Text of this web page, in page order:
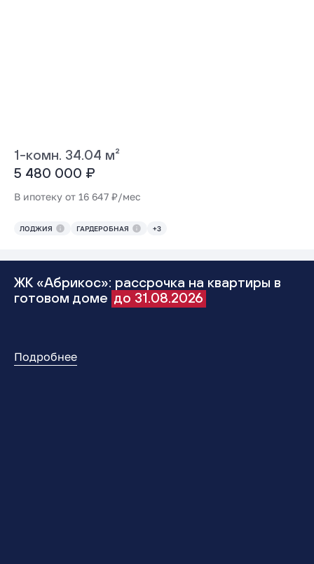
1-комн. 34.04 м²
5 480 000 ₽
В ипотеку от 16 647 ₽/мес
ЛОДЖИЯ ГАРДЕРОБНАЯ +3
ЖК «Абрикос»: рассрочка на квартиры в
готовом доме до 31.08.2026
Подробнее